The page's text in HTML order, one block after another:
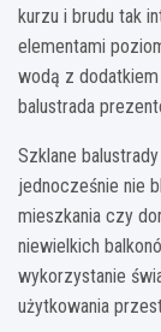
kurzu i brudu tak
elementami
wodą z
balustrada
Szklane
jednocześnie nie
mieszkania czy
niewielkich
wykorzystanie
użytkowania